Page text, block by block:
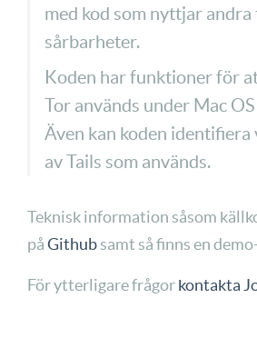
med kod som nyttjar andra
sårbarheter.
Koden har funktioner för
Tor används under Mac
Även kan koden identifiera
av Tails som används.
Teknisk information såsom
påGithubsamt så finns en
För ytterligare frågorkontakta